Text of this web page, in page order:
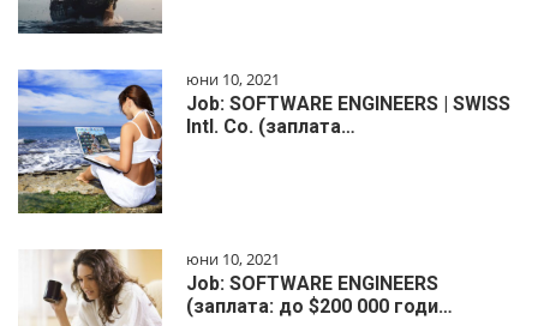
юни 10, 2021
Job: SOFTWARE ENGINEERS | SWISS
Intl. Co. (заплата…
юни 10, 2021
Job: SOFTWARE ENGINEERS
(заплата: до $200 000 годи…